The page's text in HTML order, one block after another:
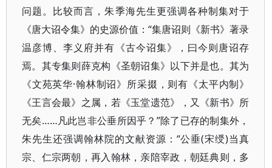
问题。比较而言，朱季海先生更强调各种制集对于
《唐大诏令集》的史源价值：“集唐诏则《新书》著录
温彦博、李义府并有《古今诏集》，曰今则唐诏存
焉。其专集则薛克构《圣朝诏集》以下并是也。其为
《文苑英华·翰林制诏》所采掇，则有《太平内制》
《王言会最》之属，若《玉堂遗范》，又《新书》所
无矣……凡此岂非公垂所因乎？”除了已存的制集外，
朱先生还强调翰林院的文献资源：“公垂(宋绶)当真
宗、仁宗两朝，再入翰林，亲陪宰政，朝廷典则，多